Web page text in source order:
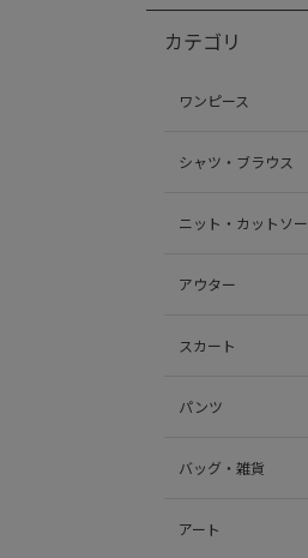
カテゴリ
ワンピース
シャツ・ブラウス
ニット・カットソー
アウター
スカート
パンツ
バッグ・雑貨
アート